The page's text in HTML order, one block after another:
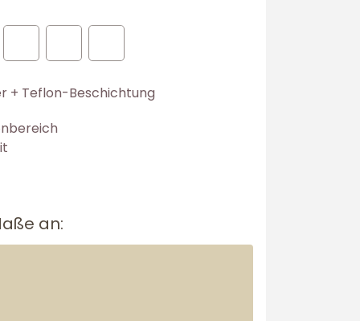
+ Teflon-Beschichtung
an: